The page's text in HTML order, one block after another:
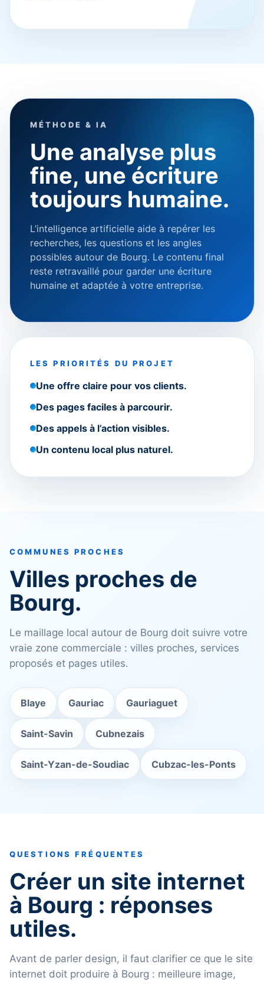
MÉTHODE & IA
Une analyse plus
fine, une écriture
toujours humaine.
L’intelligence artificielle aide à repérer les
recherches, les questions et les angles
possibles autour de Bourg. Le contenu final
reste retravaillé pour garder une écriture
humaine et adaptée à votre entreprise.
LES PRIORITÉS DU PROJET
Une offre claire pour vos clients.
Des pages faciles à parcourir.
Des appels à l’action visibles.
Un contenu local plus naturel.
COMMUNES PROCHES
Villes proches de
Bourg.
Le maillage local autour de Bourg doit suivre votre
vraie zone commerciale : villes proches, services
proposés et pages utiles.
Blaye Gauriac Gauriaguet
Saint-Savin Cubnezais
Saint-Yzan-de-Soudiac Cubzac-les-Ponts
QUESTIONS FRÉQUENTES
Créer un site internet
à Bourg : réponses
utiles.
Avant de parler design, il faut clarifier ce que le site
internet doit produire à Bourg : meilleure image,